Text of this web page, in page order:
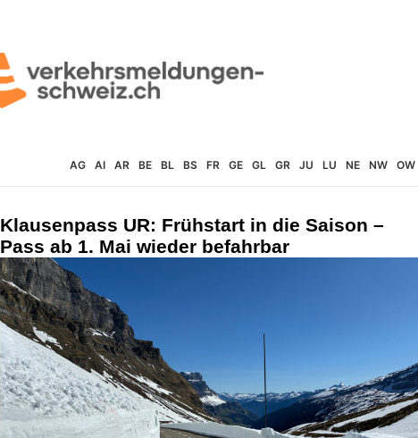
AG AI AR BE BL BS FR GE GL GR JU LU NE NW OW
Klausenpass UR: Frühstart in die Saison –
Pass ab 1. Mai wieder befahrbar